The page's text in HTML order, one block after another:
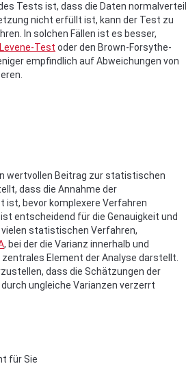
Tests ist, dass die Daten
nicht erfüllt ist, kann der Test zu
In solchen Fällen ist es besser,
Levene-Test oder den Brown-Forsythe-
empfindlich auf Abweichungen von
wertvollen Beitrag zur statistischen
dass die Annahme der
bevor komplexere Verfahren
entscheidend für die Genauigkeit und
statistischen Verfahren,
, bei der die Varianz innerhalb und
Element der Analyse darstellt.
dass die Schätzungen der
ungleiche Varianzen verzerrt
für Sie